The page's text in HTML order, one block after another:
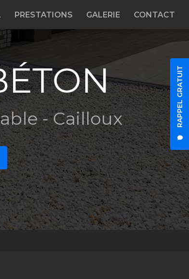
RAPPEL GRATUIT
PRESTATIONS GALERIE CONTACT
- Cailloux